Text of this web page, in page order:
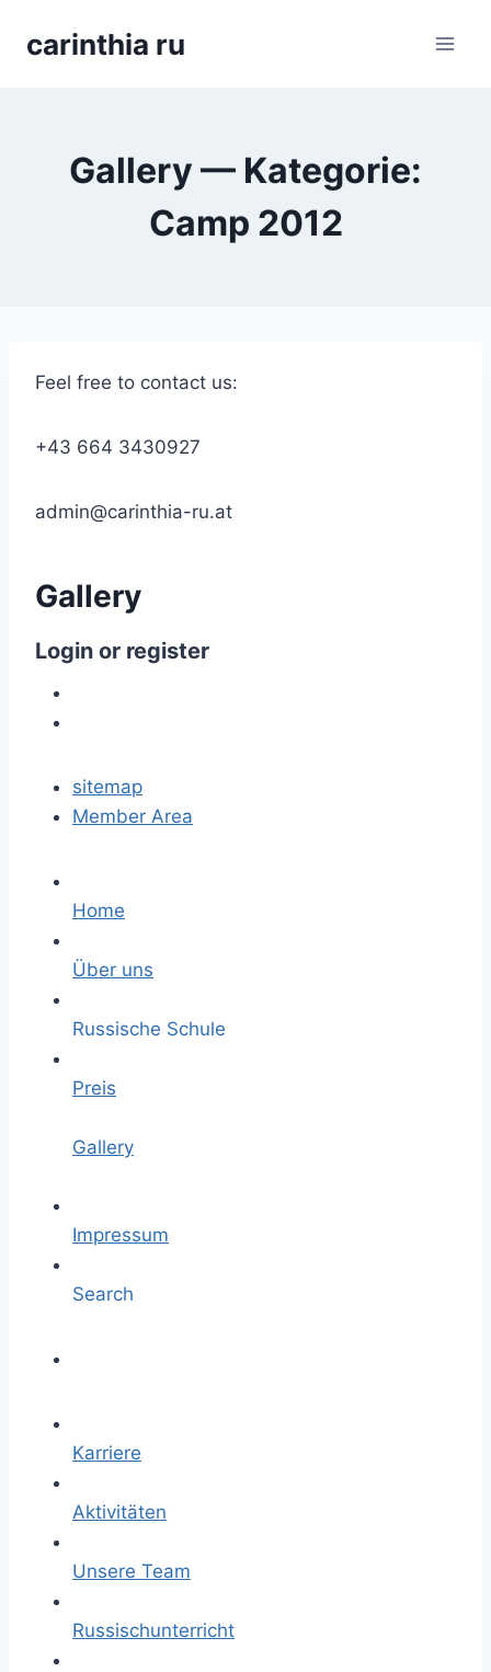
carinthia ru
Gallery — Kategorie:
Camp 2012
Feel free to contact us:
+43 664 3430927
admin@carinthia-ru.at
Gallery
Login or register
sitemap
Member Area
Home
Über uns
Russische Schule
Preis
Gallery
Impressum
Search
Karriere
Aktivitäten
Unsere Team
Russischunterricht